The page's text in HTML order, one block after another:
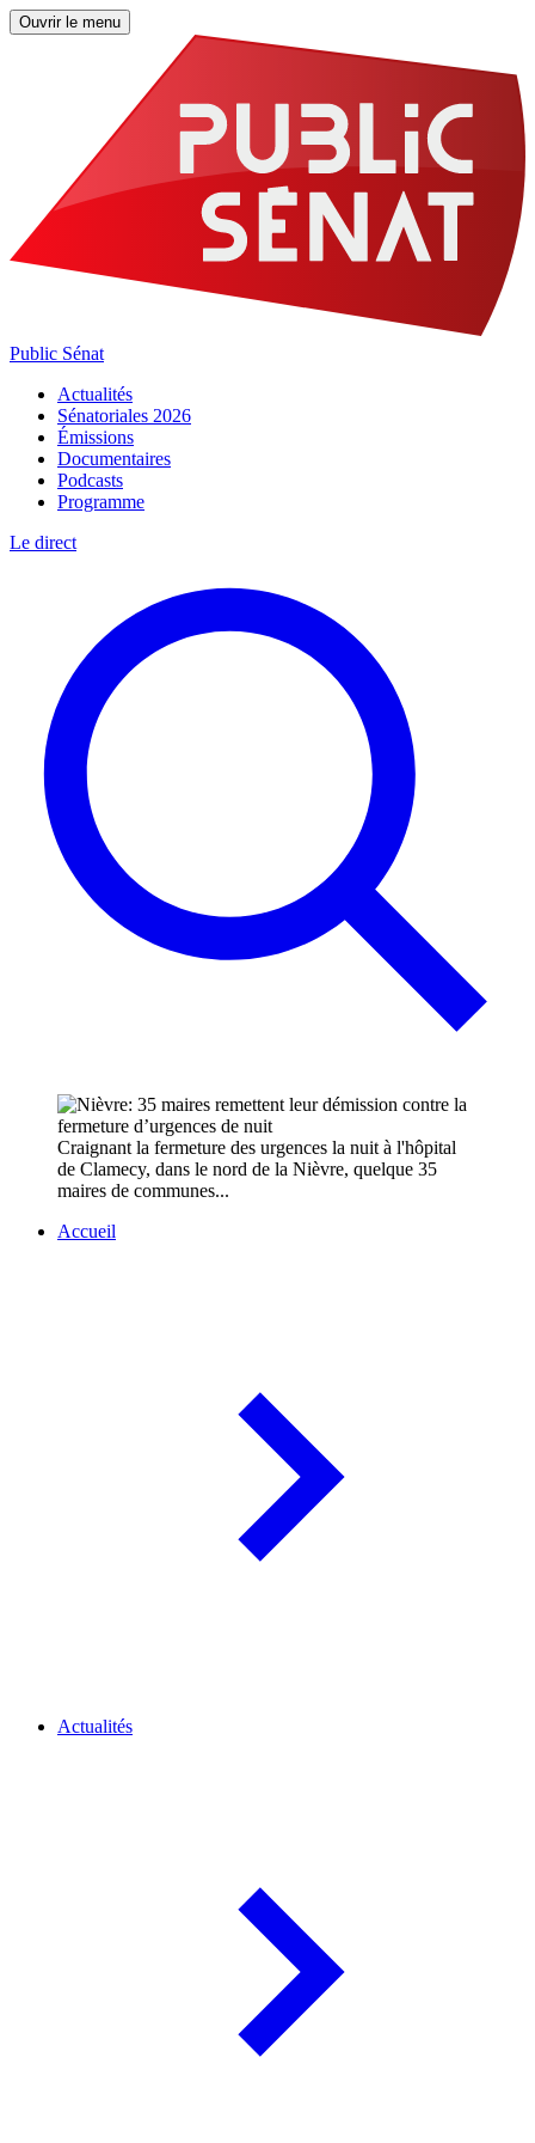
Ouvrir le menu
Public Sénat
Actualités
Sénatoriales 2026
Émissions
Documentaires
Podcasts
Programme
Le direct
Craignant la fermeture des urgences la nuit à l'hôpital
de Clamecy, dans le nord de la Nièvre, quelque 35
maires de communes...
Accueil
Actualités